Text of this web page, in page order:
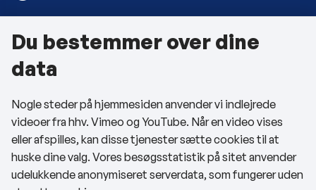
Om kommunen
Kontakt os
Telefon- og åbningstider
Tilgængelighedserklæring
Privatlivspolitik
Du bestemmer over dine
data
Nogle steder på hjemmesiden anvender vi indlejrede
videoer fra hhv. Vimeo og YouTube. Når en video vises
eller afspilles, kan disse tjenester sætte cookies til at
huske dine valg. Vores besøgsstatistik på sitet anvender
udelukkende anonymiseret serverdata, som fungerer uden